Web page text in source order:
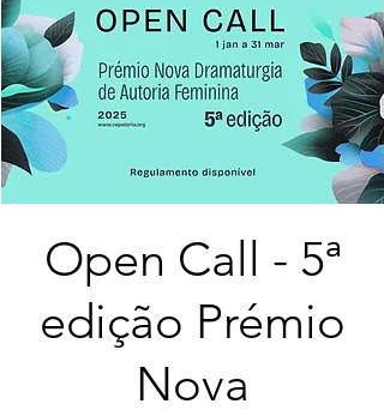
Open Call - 5ª
edição Prémio
Nova